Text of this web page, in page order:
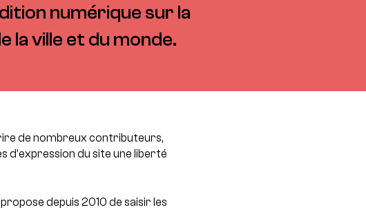
numérique sur la
la ville et du monde.
de nombreux contributeurs,
d’expression du site une liberté
depuis 2010 de saisir les